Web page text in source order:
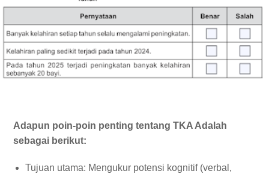
Adapun poin-poin penting tentang TKA Adalah
sebagai berikut:
Tujuan utama: Mengukur potensi kognitif (verbal,